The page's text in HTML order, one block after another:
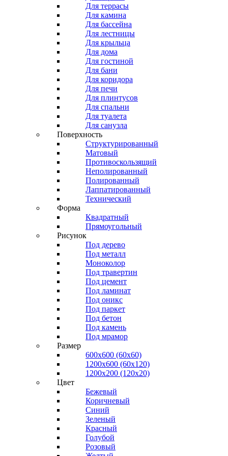
Для террасы
Для камина
Для бассейна
Для лестницы
Для крыльца
Для дома
Для гостиной
Для бани
Для коридора
Для печи
Для плинтусов
Для спальни
Для туалета
Для санузла
Поверхность
Структурированный
Матовый
Противоскользящий
Неполированный
Полированный
Лаппатированный
Технический
Форма
Квадратный
Прямоугольный
Рисунок
Под дерево
Под металл
Моноколор
Под травертин
Под цемент
Под ламинат
Под оникс
Под паркет
Под бетон
Под камень
Под мрамор
Размер
600х600 (60х60)
1200х600 (60х120)
1200х200 (120x20)
Цвет
Бежевый
Коричневый
Синий
Зеленый
Красный
Голубой
Розовый